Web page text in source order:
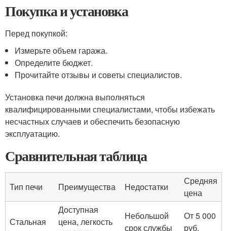
Покупка и установка
Перед покупкой:
Измерьте объем гаража.
Определите бюджет.
Прочитайте отзывы и советы специалистов.
Установка печи должна выполняться
квалифицированными специалистами, чтобы избежать
несчастных случаев и обеспечить безопасную
эксплуатацию.
Сравнительная таблица
Тип печи Преимущества Недостатки
Средняя
цена
Стальная
Доступная
цена, легкость
Небольшой
срок службы
От 5 000
руб.